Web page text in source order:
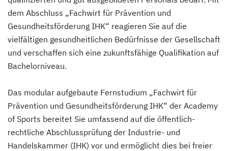
dem Abschluss „Fachwirt für Prävention und
Gesundheitsförderung IHK“ reagieren Sie auf die
vielfältigen gesundheitlichen Bedürfnisse der Gesellschaft
und verschaffen sich eine zukunftsfähige Qualifikation auf
Bachelorniveau.
Das modular aufgebaute Fernstudium „Fachwirt für
Prävention und Gesundheitsförderung IHK“ der Academy
of Sports bereitet Sie umfassend auf die öffentlich-
rechtliche Abschlussprüfung der Industrie- und
Handelskammer (IHK) vor und ermöglicht dies bei freier